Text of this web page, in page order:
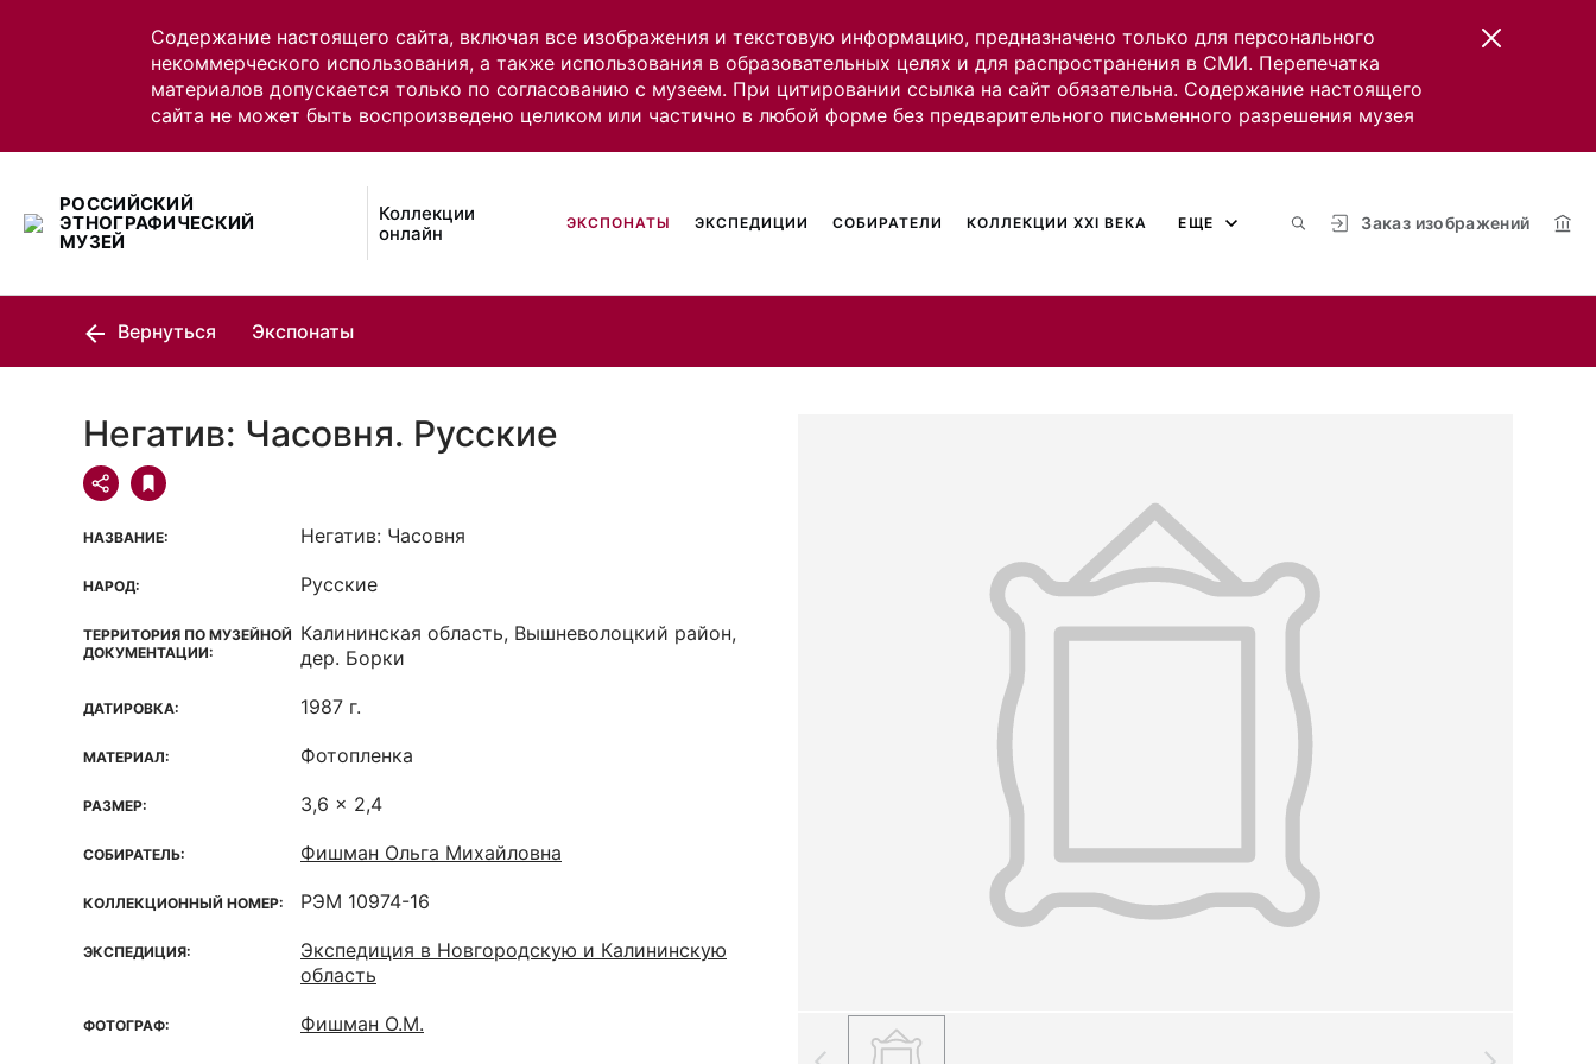
Содержание настоящего сайта, включая все изображения и текстовую информацию, предназначено только для персонального
некоммерческого использования, а также использования в образовательных целях и для распространения в СМИ. Перепечатка
материалов допускается только по согласованию с музеем. При цитировании ссылка на сайт обязательна. Содержание настоящего
сайта не может быть воспроизведено целиком или частично в любой форме без предварительного письменного разрешения музея
РОССИЙСКИЙ
ЭТНОГРАФИЧЕСКИЙ
МУЗЕЙ
Коллекции
онлайн
Заказ изображений
ЭКСПОНАТЫ ЭКСПЕДИЦИИ СОБИРАТЕЛИ КОЛЛЕКЦИИ XXI ВЕКА ЕЩЕ
Вернуться Экспонаты
Негатив: Часовня. Русские
НАЗВАНИЕ: Негатив: Часовня
НАРОД: Русские
ТЕРРИТОРИЯ ПО МУЗЕЙНОЙ
ДОКУМЕНТАЦИИ:
Калининская область, Вышневолоцкий район,
дер. Борки
ДАТИРОВКА: 1987 г.
МАТЕРИАЛ: Фотопленка
РАЗМЕР: 3,6 x 2,4
СОБИРАТЕЛЬ: Фишман Ольга Михайловна
КОЛЛЕКЦИОННЫЙ НОМЕР: РЭМ 10974-16
ЭКСПЕДИЦИЯ:
Экспедиция в Новгородскую и Калининскую
область
ФОТОГРАФ: Фишман О.М.